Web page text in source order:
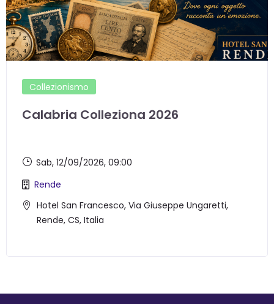
INVIA MAIL
Collezionismo
Calabria Colleziona 2026
Hotel San Francesco, Via Giuseppe Ungaretti,
Rende, CS, Italia
Rende
Sab, 12/09/2026, 09:00